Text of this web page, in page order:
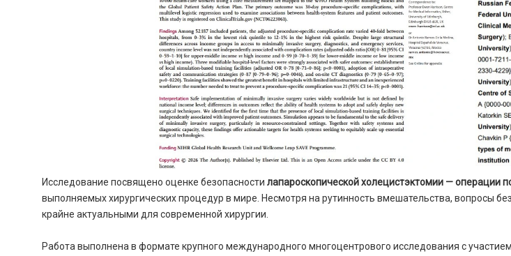
Исследование посвящено оценке безопасности лапароскопической холецистэктомии — операции
выполняемых хирургических процедур в мире. Несмотря на рутинность вмешательства, вопросы
крайне актуальными для современной хирургии.
Работа выполнена в формате крупного международного многоцентрового исследования с